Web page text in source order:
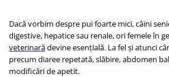
Dacă vorbim despre pui foarte mici, câini
digestive, hepatice sau renale, ori femele în
veterinarădevine esențială. La fel și atunci
precum diaree repetată, slăbire, abdomen
modificări de apetit.